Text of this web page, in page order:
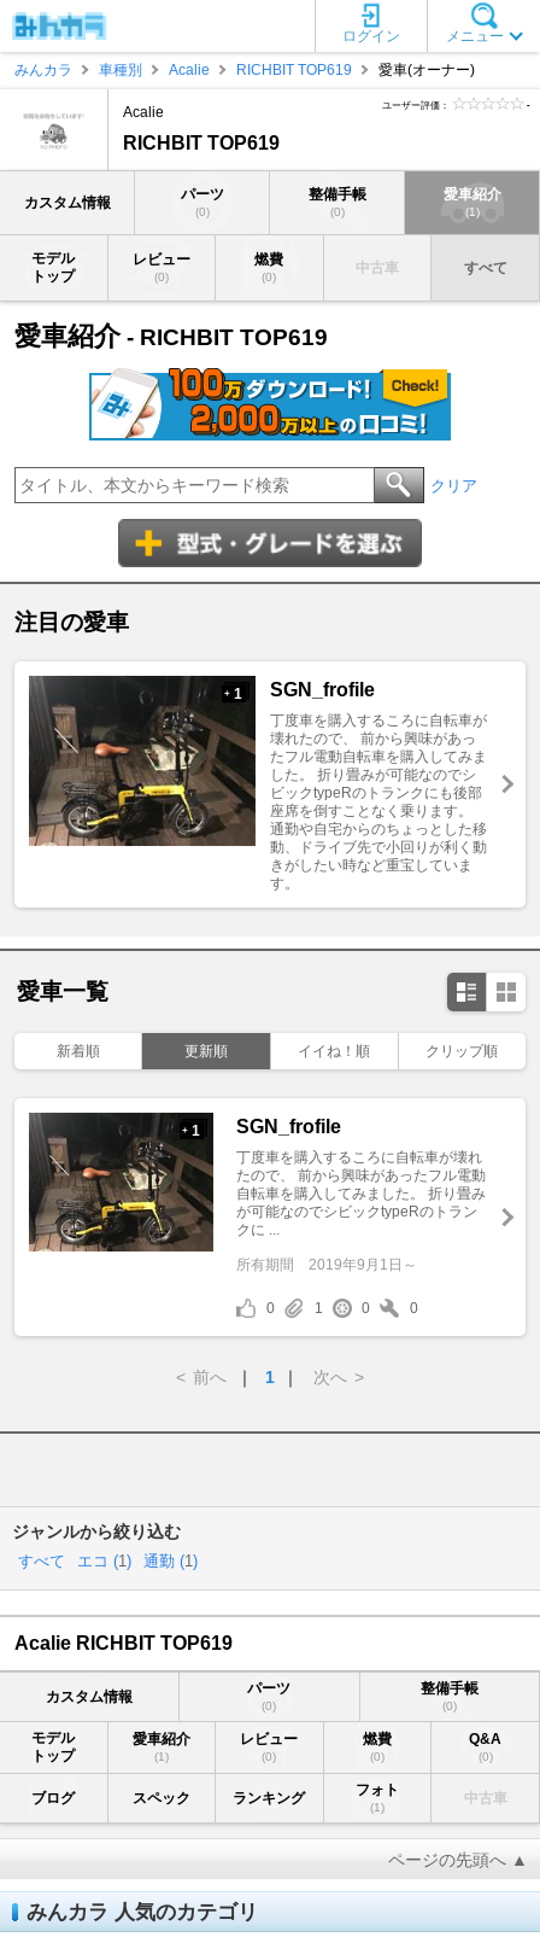
メニュー
ログイン
みんカラ
車種別 Acalie RICHBIT TOP619 愛車(オーナー)
Acalie
RICHBIT TOP619
ユーザー評価： -
カスタム情報 パーツ
(0)
整備手帳
(0)
愛車紹介
(1)
モデル
トップ
レビュー
(0)
燃費
(0)
中古車 すべて
愛車紹介- RICHBIT TOP619
クリア
注目の愛車
+ 1 SGN_frofile
丁度車を購入するころに自転車が
壊れたので、 前から興味があっ
たフル電動自転車を購入してみま
した。 折り畳みが可能なのでシ
ビックtypeRのトランクにも後部
座席を倒すことなく乗ります。
通勤や自宅からのちょっとした移
動、ドライブ先で小回りが利く動
きがしたい時など重宝していま
す。
愛車一覧
新着順 更新順 イイね！順 クリップ順
+ 1 SGN_frofile
丁度車を購入するころに自転車が壊れ
たので、 前から興味があったフル電動
自転車を購入してみました。 折り畳み
が可能なのでシビックtypeRのトラン
クに ...
所有期間 2019年9月1日～
0 1 0 0
< 前へ ｜ 1 ｜ 次へ >
ジャンルから絞り込む
すべて エコ (1) 通勤 (1)
Acalie RICHBIT TOP619
カスタム情報 パーツ
(0)
整備手帳
(0)
モデル
トップ
愛車紹介
(1)
レビュー
(0)
燃費
(0)
Q&A
(0)
ブログ スペック ランキング フォト
(1)
中古車
ページの先頭へ ▲
みんカラ 人気のカテゴリ